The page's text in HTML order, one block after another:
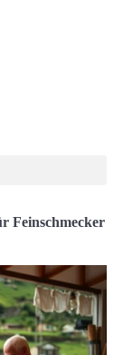
Feinschmecker